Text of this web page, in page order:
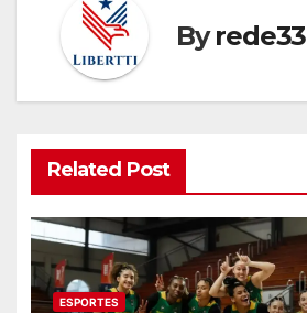
Byrede33
Related Post
ESPORTES